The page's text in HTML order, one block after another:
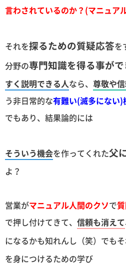
言わされているのか？(マニュア
それを探るための質疑応答を
分野の専門知識を得る事が
すく説明できる人なら、 尊敬や
う非日常的な有難い(滅多にない)
でもあり、結果論的には
そういう機会を作ってくれた父
よ？
営業がマニュアル人間のクソで
で押し付けてきて、 信頼も消えて
になるかも知れんし（笑）でも
を身につけるための学び